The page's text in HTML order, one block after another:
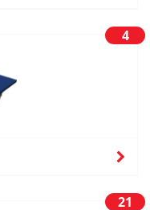
4
21